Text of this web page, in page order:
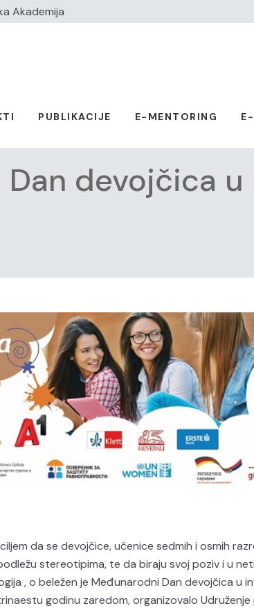
Akademija
PUBLIKACIJE E-MENTORING
Dan devojčica u
da se devojčice, učenice sedmih i osmih
stereotipima, te da biraju svoj poziv i u
, o beležen je Međunarodni Dan devojčica u
godinu zaredom, organizovalo Udruženje